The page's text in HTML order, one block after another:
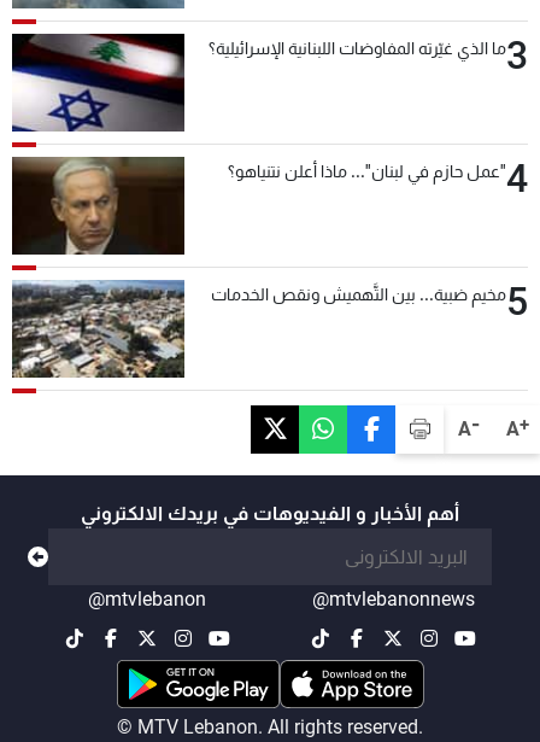
A+
A-
3ما الذي غيّرته المفاوضات اللبنانية الإسرائيلية؟
4"عمل حازم في لبنان"... ماذا أعلن نتنياهو؟
5مخيم ضبية... بين التَّهميش ونقص الخدمات
أهم الأخبار و الفيديوهات في بريدك الالكتروني
@mtvlebanonnews
@mtvlebanon
© MTV Lebanon. All rights reserved.